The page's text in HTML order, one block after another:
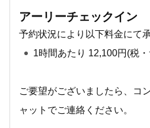
アーリーチェックイン
予約状況により以下料金にて
1時間あたり 12,100円(税
ご要望がございましたら、コ
ャットでご連絡ください。